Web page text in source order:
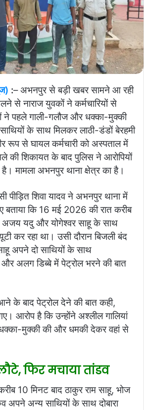
:– अभनपुर से बड़ी खबर सामने आ रही
से नाराज युवकों ने कर्मचारियों से
ने पहले गाली-गलौज और धक्का-मुक्की
के साथ मिलकर लाठी-डंडों बेरहमी
रूप से घायल कर्मचारी को अस्पताल में
की शिकायत के बाद पुलिस ने आरोपियों
है। मामला अभनपुर थाना क्षेत्र का है।
पीड़ित शिवा यादव ने अभनपुर थाना में
बताया कि 16 मई 2026 की रात करीब
यदु और योगेश्वर साहू के साथ
कर रहा था। उसी दौरान बिजली बंद
अपने दो साथियों के साथ
अलग डिब्बे में पेट्रोल भरने की बात
के बाद पेट्रोल देने की बात कही,
आरोप है कि उन्होंने अश्लील गालियां
धक्का-मुक्की की और धमकी देकर वहां से
फिर मचाया तांडव
10 मिनट बाद ठाकुर राम साहू, भोज
अपने अन्य साथियों के साथ दोबारा